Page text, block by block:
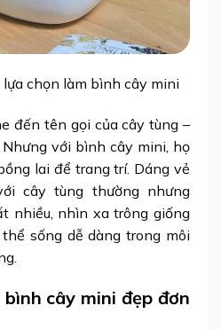
chọn làm bình cây mini
đến tên gọi của cây tùng –
với bình cây mini , họ
lai để trang trí. Dáng vẻ
cây tùng thường nhưng
nhiều, nhìn xa trông giống
sống dễ dàng trong môi
cây mini đẹp đơn